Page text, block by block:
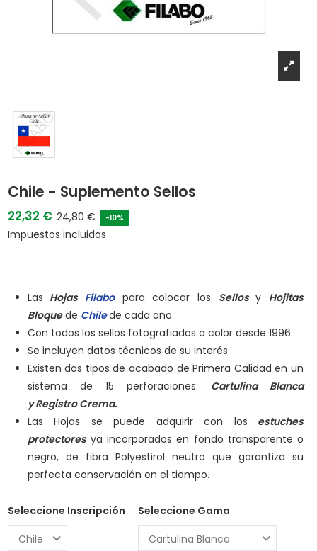
Chile - Suplemento Sellos
22,32 € 24,80 € -10%
Impuestos incluidos
Las Hojas Filabo para colocar los Sellos y Hojitas
Bloquede Chilede cada año.
Con todos los sellos fotografiados a color desde 1996.
Se incluyen datos técnicos de su interés.
Existen dos tipos de acabado de Primera Calidad en un
sistema de 15 perforaciones: Cartulina Blanca
yRegistro Crema.
Las Hojas se puede adquirir con los estuches
protectoresya incorporados en fondo transparente o
negro, de fibra Polyestirol neutro que garantiza su
perfecta conservación en el tiempo.
Seleccione Inscripción Seleccione Gama